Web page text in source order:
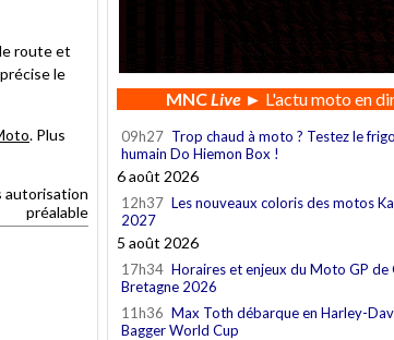
route et
précise le
. Plus
autorisation
préalable
MNCLive► L'actu moto en
09h27 Trop chaud à moto ? Testez le
humain Do Hiemon Box !
6 août 2026
12h37 Les nouveaux coloris des motos
2027
5 août 2026
17h34 Horaires et enjeux du Moto GP de
Bretagne 2026
11h36 Max Toth débarque en Harley-
Bagger World Cup